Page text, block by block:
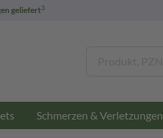
geliefert3
Schmerzen & Verletzungen